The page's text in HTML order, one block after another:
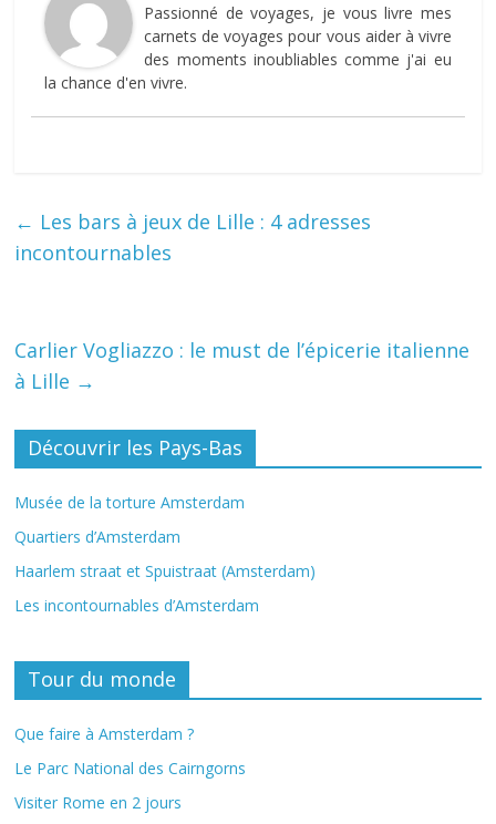
Passionné de voyages, je vous livre mes
carnets de voyages pour vous aider à vivre
des moments inoubliables comme j'ai eu
la chance d'en vivre.
← Les bars à jeux de Lille : 4 adresses
incontournables
Carlier Vogliazzo : le must de l’épicerie italienne
à Lille →
Découvrir les Pays-Bas
Musée de la torture Amsterdam
Quartiers d’Amsterdam
Haarlem straat et Spuistraat (Amsterdam)
Les incontournables d’Amsterdam
Tour du monde
Que faire à Amsterdam ?
Le Parc National des Cairngorns
Visiter Rome en 2 jours